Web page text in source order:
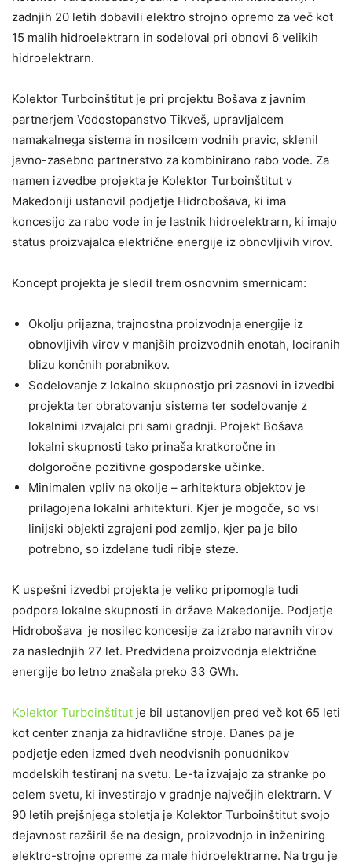
zadnjih 20 letih dobavili elektro strojno opremo za več kot
15 malih hidroelektrarn in sodeloval pri obnovi 6 velikih
hidroelektrarn.
Kolektor Turboinštitut je pri projektu Bošava z javnim
partnerjem Vodostopanstvo Tikveš, upravljalcem
namakalnega sistema in nosilcem vodnih pravic, sklenil
javno-zasebno partnerstvo za kombinirano rabo vode. Za
namen izvedbe projekta je Kolektor Turboinštitut v
Makedoniji ustanovil podjetje Hidrobošava, ki ima
koncesijo za rabo vode in je lastnik hidroelektrarn, ki imajo
status proizvajalca električne energije iz obnovljivih virov.
Koncept projekta je sledil trem osnovnim smernicam:
Okolju prijazna, trajnostna proizvodnja energije iz
obnovljivih virov v manjših proizvodnih enotah, lociranih
blizu končnih porabnikov.
Sodelovanje z lokalno skupnostjo pri zasnovi in izvedbi
projekta ter obratovanju sistema ter sodelovanje z
lokalnimi izvajalci pri sami gradnji. Projekt Bošava
lokalni skupnosti tako prinaša kratkoročne in
dolgoročne pozitivne gospodarske učinke.
Minimalen vpliv na okolje – arhitektura objektov je
prilagojena lokalni arhitekturi. Kjer je mogoče, so vsi
linijski objekti zgrajeni pod zemljo, kjer pa je bilo
potrebno, so izdelane tudi ribje steze.
K uspešni izvedbi projekta je veliko pripomogla tudi
podpora lokalne skupnosti in države Makedonije. Podjetje
Hidrobošava je nosilec koncesije za izrabo naravnih virov
za naslednjih 27 let. Predvidena proizvodnja električne
energije bo letno znašala preko 33 GWh.
Kolektor Turboinštitut je bil ustanovljen pred več kot 65 leti
kot center znanja za hidravlične stroje. Danes pa je
podjetje eden izmed dveh neodvisnih ponudnikov
modelskih testiranj na svetu. Le-ta izvajajo za stranke po
celem svetu, ki investirajo v gradnje največjih elektrarn. V
90 letih prejšnjega stoletja je Kolektor Turboinštitut svojo
dejavnost razširil še na design, proizvodnjo in inženiring
elektro-strojne opreme za male hidroelektrarne. Na trgu je